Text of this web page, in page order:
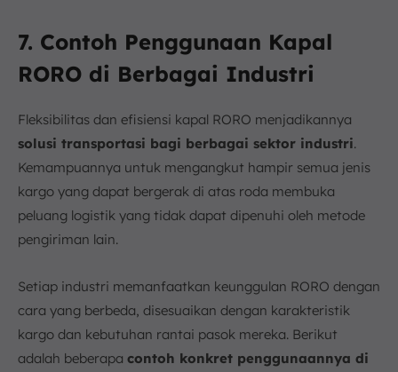
7. Contoh Penggunaan Kapal
RORO di Berbagai Industri
Fleksibilitas dan efisiensi kapal RORO menjadikannya
solusi transportasi bagi berbagai sektor industri.
Kemampuannya untuk mengangkut hampir semua jenis
kargo yang dapat bergerak di atas roda membuka
peluang logistik yang tidak dapat dipenuhi oleh metode
pengiriman lain.
Setiap industri memanfaatkan keunggulan RORO dengan
cara yang berbeda, disesuaikan dengan karakteristik
kargo dan kebutuhan rantai pasok mereka. Berikut
adalah beberapa contoh konkret penggunaannya di